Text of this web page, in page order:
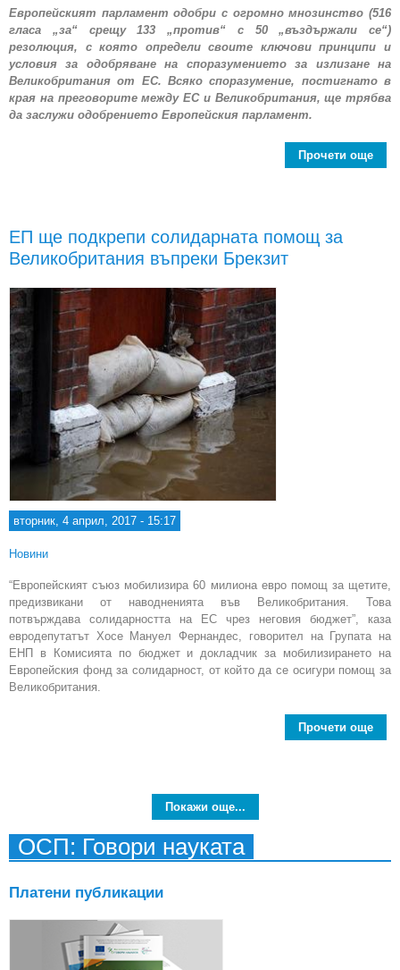
Европейският парламент одобри с огромно мнозинство (516
гласа „за“ срещу 133 „против“ с 50 „въздържали се“)
резолюция, с която определи своите ключови принципи и
условия за одобряване на споразумението за излизане на
Великобритания от ЕС. Всяко споразумение, постигнато в
края на преговорите между ЕС и Великобритания, ще трябва
да заслужи одобрението Европейския парламент.
Прочети още
ЕП ще подкрепи солидарната помощ за
Великобритания въпреки Брекзит
вторник, 4 април, 2017 - 15:17
Новини
“Европейският съюз мобилизира 60 милиона евро помощ за щетите,
предизвикани от наводненията във Великобритания. Това
потвърждава солидарността на ЕС чрез неговия бюджет”, каза
евродепутатът Хосе Мануел Фернандес, говорител на Групата на
ЕНП в Комисията по бюджет и докладчик за мобилизирането на
Европейския фонд за солидарност, от който да се осигури помощ за
Великобритания.
Прочети още
Покажи още...
ОСП: Говори науката
Платени публикации